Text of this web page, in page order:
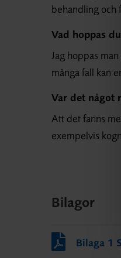
behandling och
Vad hoppas
Jag hoppas
många fall kan
Var det något
Att det fanns
exempelvis
Bilagor
Bilaga 1